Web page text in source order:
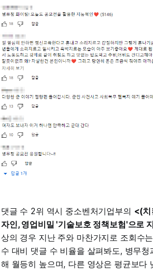
댓글 수 2위 역시 중소벤처기업부의 <(치
자인, 영업비밀 '기술보호 정책보험'으로
상의 경우 지난 주와 마찬가지로 조회수
수 대비 댓글 수 비율을 살펴봐도, 병무
해 월등히 높으며, 다른 영상은 평균보다